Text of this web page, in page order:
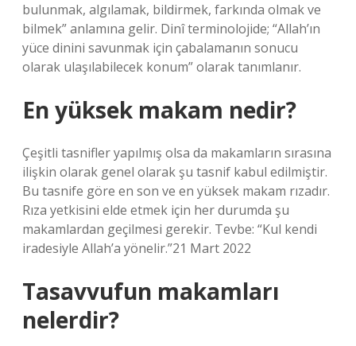
bulunmak, algılamak, bildirmek, farkında olmak ve
bilmek” anlamına gelir. Dinî terminolojide; “Allah’ın
yüce dinini savunmak için çabalamanın sonucu
olarak ulaşılabilecek konum” olarak tanımlanır.
En yüksek makam nedir?
Çeşitli tasnifler yapılmış olsa da makamların sırasına
ilişkin olarak genel olarak şu tasnif kabul edilmiştir.
Bu tasnife göre en son ve en yüksek makam rızadır.
Rıza yetkisini elde etmek için her durumda şu
makamlardan geçilmesi gerekir. Tevbe: “Kul kendi
iradesiyle Allah’a yönelir.”21 Mart 2022
Tasavvufun makamları
nelerdir?